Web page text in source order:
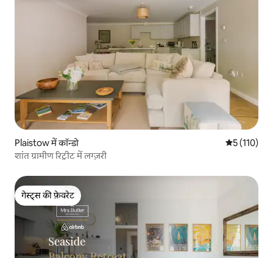
Plaistow में कॉन्डो औसत रेटिंग 5
5 (110)
शांत ग्रामीण रिट्रीट में लग्ज़री
गेस्ट्स की फ़ेवरेट
गेस्ट्स की फ़ेवरेट